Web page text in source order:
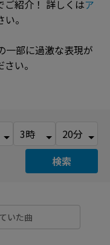
紹介！ 詳しくはア
。
一部に過激な表現が
い。
検索
いた曲